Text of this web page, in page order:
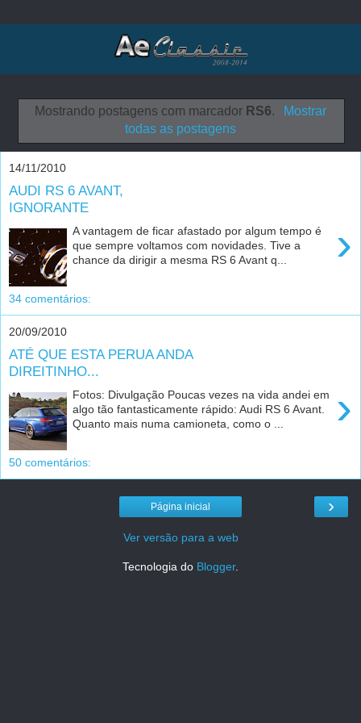
Mostrando postagens com marcador RS6.
Mostrar
todas as postagens
14/11/2010
AUDI RS 6 AVANT,
IGNORANTE
›
A vantagem de ficar afastado por algum tempo é
que sempre voltamos com novidades. Tive a
chance da dirigir a mesma RS 6 Avant q...
34 comentários:
20/09/2010
ATÉ QUE ESTA PERUA ANDA
DIREITINHO...
›
Fotos: Divulgação Poucas vezes na vida andei em
algo tão fantasticamente rápido: Audi RS 6 Avant.
Quanto mais numa camioneta, como o ...
50 comentários:
›
Página inicial
Ver versão para a web
Tecnologia do Blogger.